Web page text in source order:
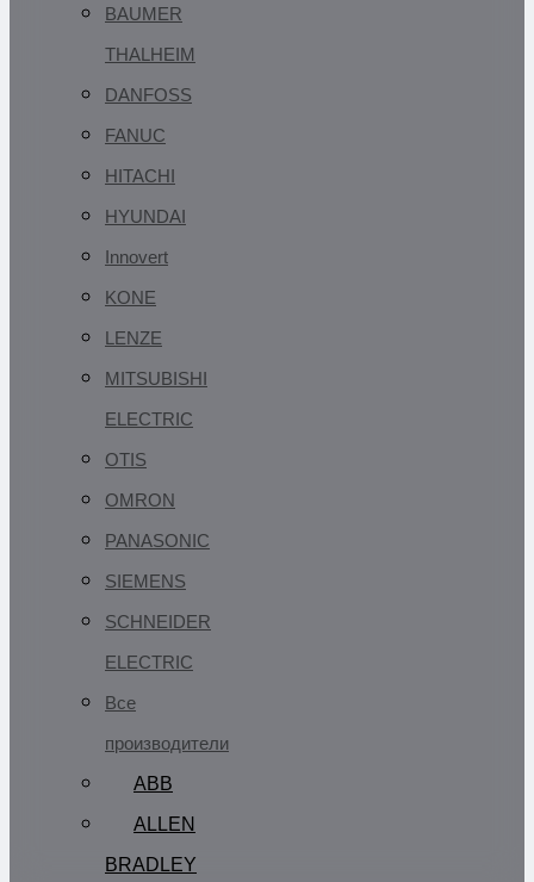
BAUMER
THALHEIM
DANFOSS
FANUC
HITACHI
HYUNDAI
Innovert
KONE
LENZE
MITSUBISHI
ELECTRIC
OTIS
OMRON
PANASONIC
SIEMENS
SCHNEIDER
ELECTRIC
Все
производители
ABB
ALLEN
BRADLEY